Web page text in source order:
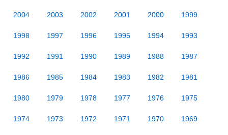
2004 2003 2002 2001 2000 1999
1998 1997 1996 1995 1994 1993
1992 1991 1990 1989 1988 1987
1986 1985 1984 1983 1982 1981
1980 1979 1978 1977 1976 1975
1974 1973 1972 1971 1970 1969